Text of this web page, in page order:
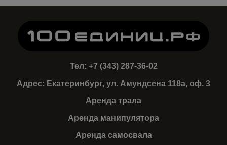
Тел: +7 (343) 287-36-02
Адрес: Екатеринбург, ул. Амундсена 118а, оф. 3
Аренда трала
Аренда манипулятора
Аренда самосвала